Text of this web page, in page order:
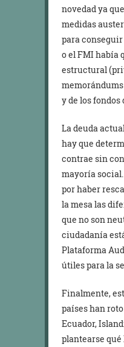
novedad ya
medidas
para
o el FMI había
estructural
y de los
La deuda
hay que
contrae sin
mayoría
por haber
la mesa las
que no son
ciudadanía
Plataforma
útiles para la
Finalmente,
países han
Ecuador,
plantearse qué